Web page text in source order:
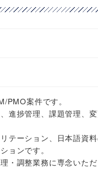
PMO案件です。
進捗管理、課題管理、
テーション、日本語資
ョンです。
・調整業務に専念いただ